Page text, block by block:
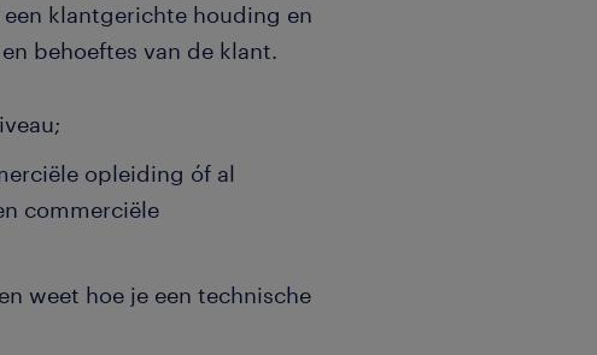
klantgerichte houding en
behoeftes van de klant.
opleiding óf al
commerciële
weet hoe je een technische